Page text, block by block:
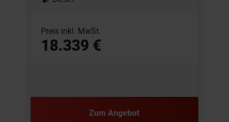
Preis inkl. MwSt.
18.339 €
Zum Angebot